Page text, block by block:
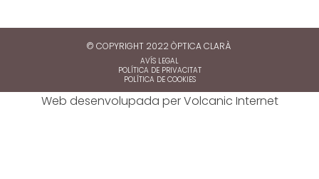
© COPYRIGHT 2022 ÒPTICA CLARÀ
AVÍS LEGAL
POLÍTICA DE PRIVACITAT
POLÍTICA DE COOKIES
Web desenvolupada perVolcanic Internet